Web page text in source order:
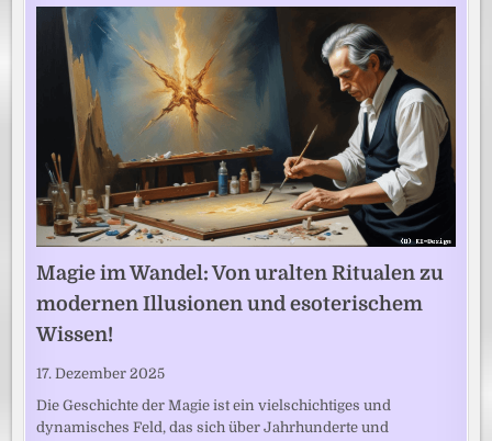
Magie im Wandel: Von uralten Ritualen zu
modernen Illusionen und esoterischem
Wissen!
17. Dezember 2025
Die Geschichte der Magie ist ein vielschichtiges und
dynamisches Feld, das sich über Jahrhunderte und